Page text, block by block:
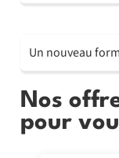
Un nouveau
Nos
pour